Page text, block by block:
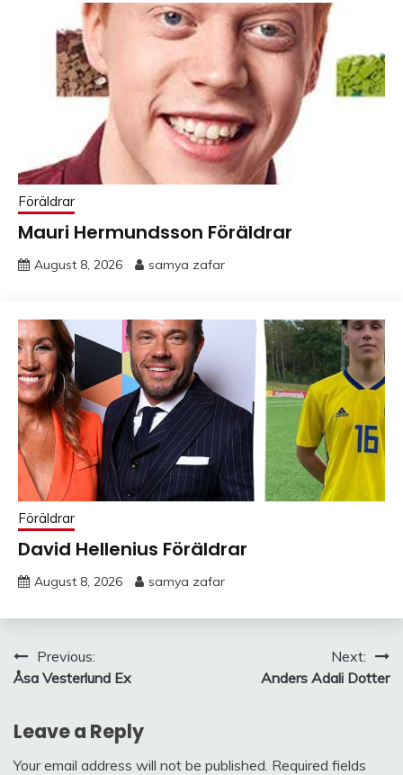
Föräldrar
Mauri Hermundsson Föräldrar
August 8, 2026 samya zafar
Föräldrar
David Hellenius Föräldrar
August 8, 2026 samya zafar
Post
navigation
Previous:
Åsa Vesterlund Ex
Next:
Anders Adali Dotter
Leave a Reply
Your email address will not be published. Required fields